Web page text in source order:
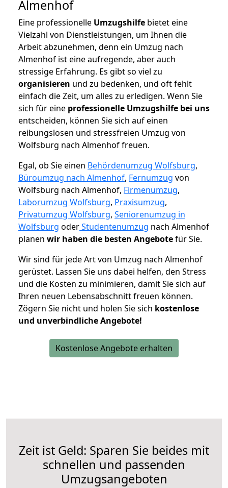
Almenhof
Eine professionelle Umzugshilfe bietet eine
Vielzahl von Dienstleistungen, um Ihnen die
Arbeit abzunehmen, denn ein Umzug nach
Almenhof ist eine aufregende, aber auch
stressige Erfahrung. Es gibt so viel zu
organisieren und zu bedenken, und oft fehlt
einfach die Zeit, um alles zu erledigen. Wenn Sie
sich für eine professionelle Umzugshilfe bei uns
entscheiden, können Sie sich auf einen
reibungslosen und stressfreien Umzug von
Wolfsburg nach Almenhof freuen.
Egal, ob Sie einen Behördenumzug Wolfsburg,
Büroumzug nach Almenhof, Fernumzug von
Wolfsburg nach Almenhof, Firmenumzug,
Laborumzug Wolfsburg, Praxisumzug,
Privatumzug Wolfsburg, Seniorenumzug in
Wolfsburg oderStudentenumzug nach Almenhof
planen wir haben die besten Angebotefür Sie.
Wir sind für jede Art von Umzug nach Almenhof
gerüstet. Lassen Sie uns dabei helfen, den Stress
und die Kosten zu minimieren, damit Sie sich auf
Ihren neuen Lebensabschnitt freuen können.
Zögern Sie nicht und holen Sie sich kostenlose
und unverbindliche Angebote!
Kostenlose Angebote erhalten
Zeit ist Geld: Sparen Sie beides mit
schnellen und passenden
Umzugsangeboten